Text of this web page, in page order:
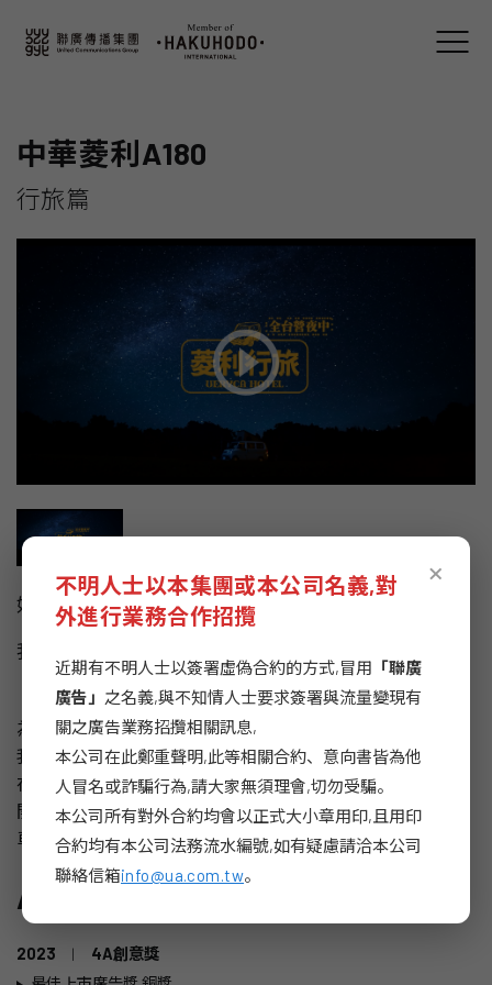
中華菱利A180
行旅篇
如何向人們行銷一台全新改裝的露營車？
我們的做法：不是操作一輛「新車上市」，而是策劃一間
為了傳達A180「開到哪，玩到哪，住到哪」的車泊優勢，
我們推出一間全新的移動式旅館「菱利行旅」，讓它開設
在全台各處車泊景點中，透過專屬的房卡與掛牌，讓人們
開啟一間又一間的秘境房型，享受自由自在且獨一無二的
車泊體驗。
Awards
2023 |
4A創意獎
×
不明人士以本集團或本公司名義,對
外進行業務合作招攬
近期有不明人士以簽署虛偽合約的方式,冒用 「聯廣
廣告」 之名義,與不知情人士要求簽署與流量變現有
關之廣告業務招攬相關訊息,
本公司在此鄭重聲明,此等相關合約、意向書皆為他
人冒名或詐騙行為,請大家無須理會,切勿受騙。
本公司所有對外合約均會以正式大小章用印,且用印
合約均有本公司法務流水編號,如有疑慮請洽本公司
聯絡信箱info@ua.com.tw。